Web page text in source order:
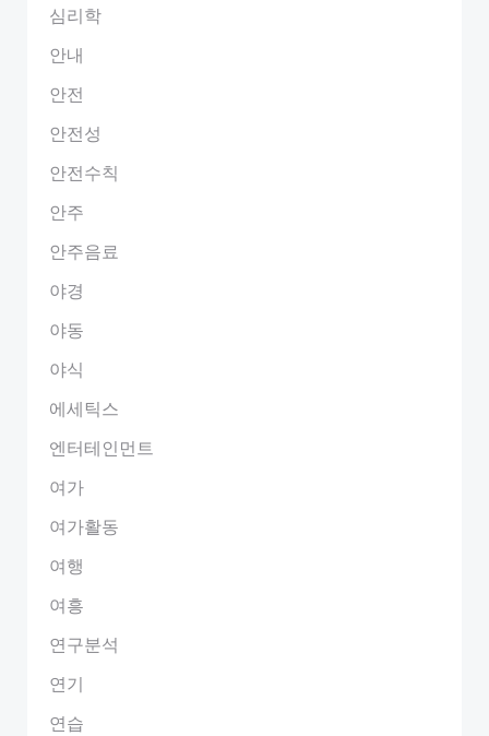
심리학
안내
안전
안전성
안전수칙
안주
안주음료
야경
야동
야식
에세틱스
엔터테인먼트
여가
여가활동
여행
여흥
연구분석
연기
연습